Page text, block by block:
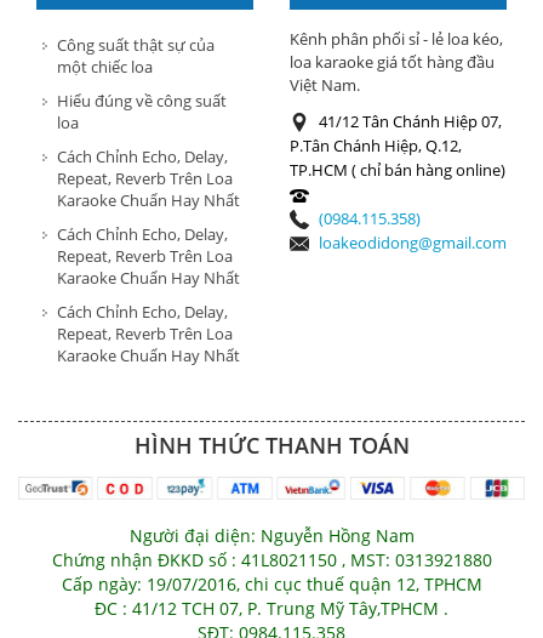
HÀNG
Công suất thật sự của
một chiếc loa
Hiểu đúng về công suất
loa
Cách Chỉnh Echo, Delay,
Repeat, Reverb Trên Loa
Karaoke Chuẩn Hay Nhất
Cách Chỉnh Echo, Delay,
Repeat, Reverb Trên Loa
Karaoke Chuẩn Hay Nhất
Cách Chỉnh Echo, Delay,
Repeat, Reverb Trên Loa
Karaoke Chuẩn Hay Nhất
Kênh phân phối sỉ - lẻ loa kéo,
loa karaoke giá tốt hàng đầu
Việt Nam.
41/12 Tân Chánh Hiệp 07,
P.Tân Chánh Hiệp, Q.12,
TP.HCM ( chỉ bán hàng online)
(0984.115.358)
loakeodidong@gmail.com
HÌNH THỨC THANH TOÁN
Người đại diện: Nguyễn Hồng Nam
Chứng nhận ĐKKD số : 41L8021150 , MST: 0313921880
Cấp ngày: 19/07/2016, chi cục thuế quận 12, TPHCM
ĐC : 41/12 TCH 07, P. Trung Mỹ Tây,TPHCM .
SĐT: 0984.115.358